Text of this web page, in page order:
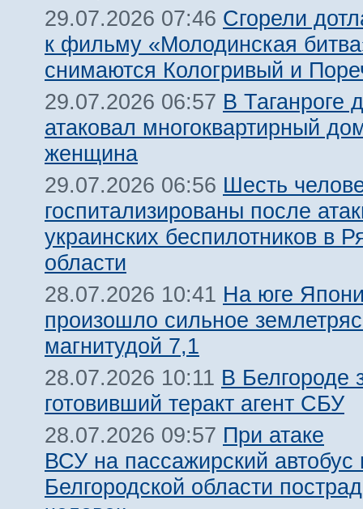
29.07.2026 07:46 Сгорели
к фильму «Молодинская
снимаются Кологривый и
29.07.2026 06:57 В Таганроге
атаковал многоквартирный
женщина
29.07.2026 06:56 Шесть
госпитализированы после
украинских беспилотников в
области
28.07.2026 10:41 На юге
произошло сильное
магнитудой 7,1
28.07.2026 10:11 В Белгороде
готовивший теракт агент СБУ
28.07.2026 09:57 При атаке
ВСУ на пассажирский автобус
Белгородской области